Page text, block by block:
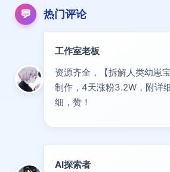
💬 热门评论
工作室老板
资源齐全，【拆解人类幼崽
制作，4天涨粉3.2W，附详
细，赞！
AI探索者